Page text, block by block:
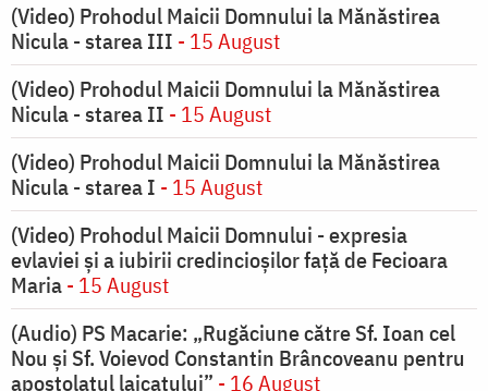
(Video) Prohodul Maicii Domnului la Mănăstirea
Nicula - starea III - 15 August
(Video) Prohodul Maicii Domnului la Mănăstirea
Nicula - starea II - 15 August
(Video) Prohodul Maicii Domnului la Mănăstirea
Nicula - starea I - 15 August
(Video) Prohodul Maicii Domnului - expresia
evlaviei și a iubirii credincioșilor față de Fecioara
Maria- 15 August
(Audio) PS Macarie: „Rugăciune către Sf. Ioan cel
Nou și Sf. Voievod Constantin Brâncoveanu pentru
apostolatul laicatului” - 16 August